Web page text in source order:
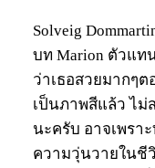
Solveig
บท Marion ตัวแท
ว่าเธอสวยมากๆ
เป็นภาพสีแล้ว ไม่
นะครับ อาจเพรา
ความวุ่นวายในชี